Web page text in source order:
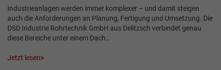
Industrieanlagen werden immer komplexer – und damit steigen
auch die Anforderungen an Planung, Fertigung und Umsetzung. Die
DSD Industrie Rohrtechnik GmbH aus Delitzsch verbindet genau
diese Bereiche unter einem Dach…
Jetzt lesen